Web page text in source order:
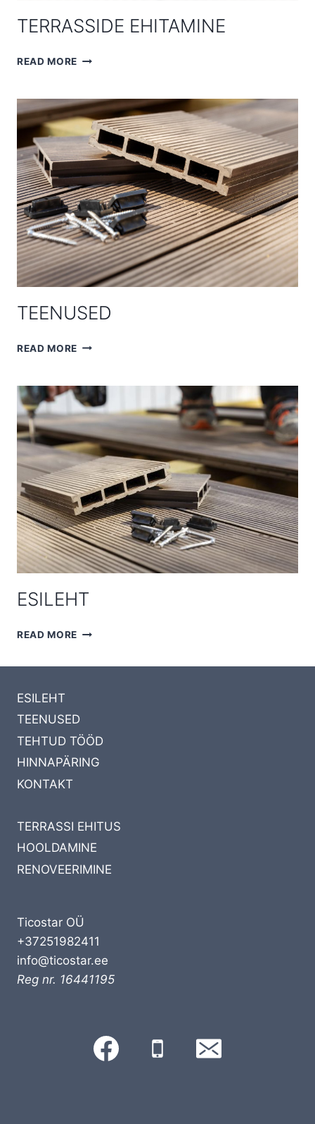
TERRASSIDE EHITAMINE
READ MORE TERRASSIDE
TEENUSED
READ MORE TEENUSED
ESILEHT
READ MORE ESILEHT
ESILEHT
TEENUSED
TEHTUD TÖÖD
HINNAPÄRING
KONTAKT
TERRASSI EHITUS
HOOLDAMINE
RENOVEERIMINE
Ticostar OÜ
+37251982411
info@ticostar.ee
Reg nr. 16441195